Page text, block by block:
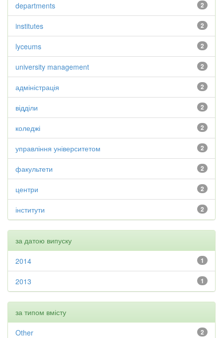
2
departments
2
institutes
2
lyceums
2
university management
2
адміністрація
2
відділи
2
коледжі
2
управління університетом
2
факультети
2
центри
2
інститути
за датою випуску
1
2014
1
2013
за типом вмісту
2
Other